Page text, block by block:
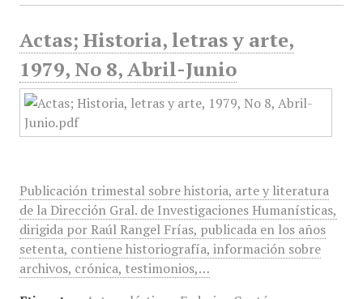
Actas; Historia, letras y arte,
1979, No 8, Abril-Junio
Publicación trimestal sobre historia, arte y literatura
de la Dirección Gral. de Investigaciones Humanísticas,
dirigida por Raúl Rangel Frías, publicada en los años
setenta, contiene historiografía, información sobre
archivos, crónica, testimonios,…